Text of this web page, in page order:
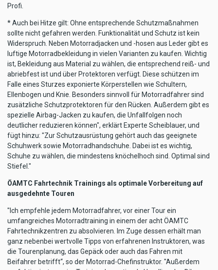
Profi.
* Auch bei Hitze gilt: Ohne entsprechende Schutzmaßnahmen
sollte nicht gefahren werden. Funktionalität und Schutz ist kein
Widerspruch. Neben Motorradjacken und -hosen aus Leder gibt es
luftige Motorradbekleidung in vielen Varianten zu kaufen. Wichtig
ist, Bekleidung aus Material zu wählen, die entsprechend reiß- und
abriebfest ist und über Protektoren verfügt. Diese schützen im
Falle eines Sturzes exponierte Körperstellen wie Schultern,
Ellenbogen und Knie. Besonders sinnvoll für Motorradfahrer sind
zusätzliche Schutzprotektoren für den Rücken. Außerdem gibt es
spezielle Airbag-Jacken zu kaufen, die Unfallfolgen noch
deutlicher reduzieren können", erklärt Experte Scheiblauer, und
fügt hinzu: "Zur Schutzausrüstung gehört auch das geeignete
Schuhwerk sowie Motorradhandschuhe. Dabei ist es wichtig,
Schuhe zu wählen, die mindestens knöchelhoch sind. Optimal sind
Stiefel."
ÖAMTC Fahrtechnik Trainings als optimale Vorbereitung auf
ausgedehnte Touren
"Ich empfehle jedem Motorradfahrer, vor einer Tour ein
umfangreiches Motorradtraining in einem der acht ÖAMTC
Fahrtechnikzentren zu absolvieren. Im Zuge dessen erhält man
ganz nebenbei wertvolle Tipps von erfahrenen Instruktoren, was
die Tourenplanung, das Gepäck oder auch das Fahren mit
Beifahrer betrifft“, so der Motorrad-Chefinstruktor. "Außerdem